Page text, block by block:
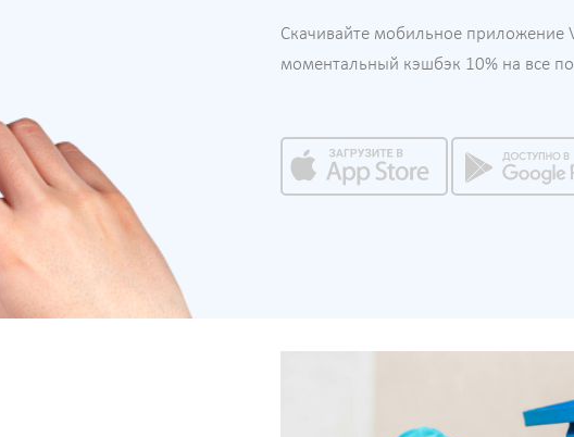
Скачивайте мобильное приложение
моментальный кэшбэк 10% на все